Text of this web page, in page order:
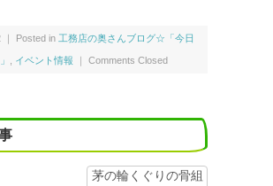
｜ Posted in 工務店の奥さんブログ☆「今日
イベント情報 ｜ Comments Closed
茅の輪くぐりの骨組